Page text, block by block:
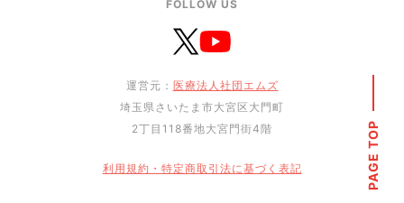
FOLLOW US
運営元： 医療法人社団エムズ
埼玉県さいたま市大宮区大門町
2丁目118番地大宮門街4階
利用規約・特定商取引法に基づく表記 PAGE TOP